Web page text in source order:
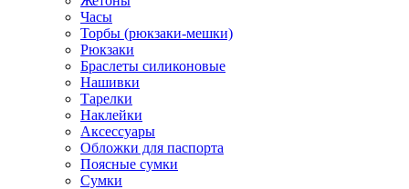
Часы
Торбы (рюкзаки-мешки)
Рюкзаки
Браслеты силиконовые
Нашивки
Тарелки
Наклейки
Аксессуары
Обложки для паспорта
Поясные сумки
Сумки